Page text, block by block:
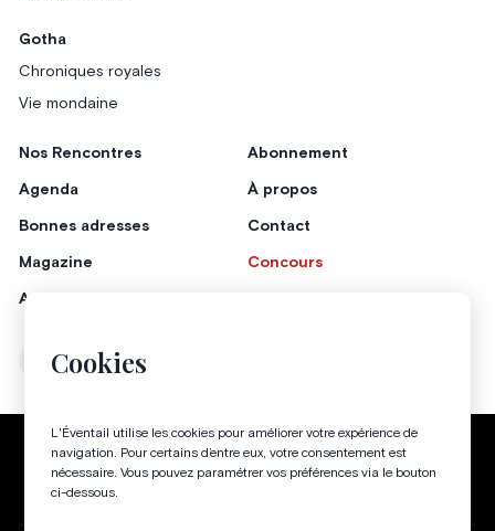
Cookies
L'Éventail utilise les cookies pour améliorer votre expérience de
navigation. Pour certains d’entre eux, votre consentement est
nécessaire. Vous pouvez paramétrer vos préférences via le bouton
ci-dessous.
Gotha
Chroniques royales
Vie mondaine
Nos Rencontres
Agenda
Bonnes adresses
Magazine
Annonceurs
Abonnement
À propos
Contact
Concours
Instagram
Politique de confidentialité Conditions générales
Gestion des cookies